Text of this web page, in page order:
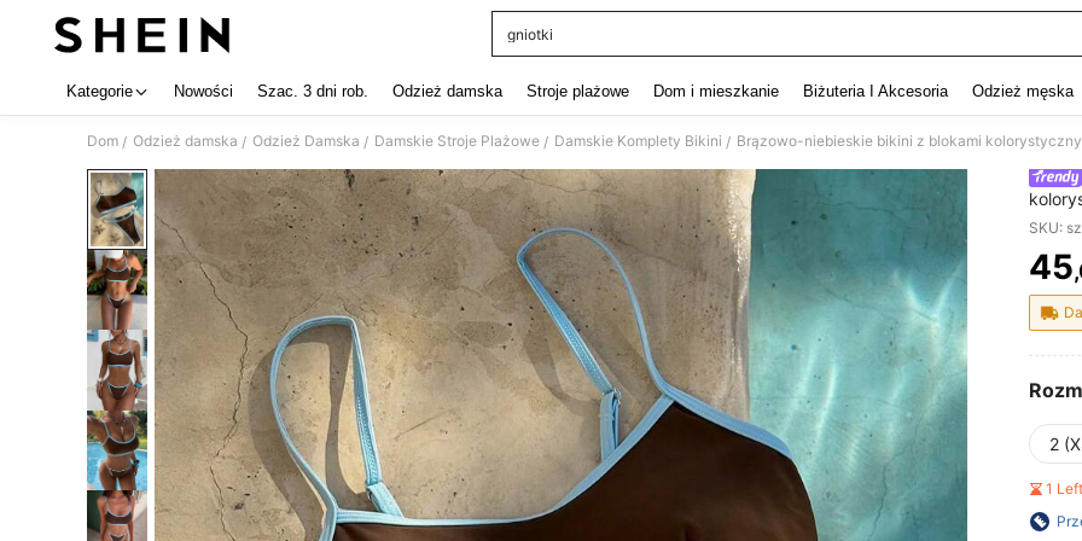
gniotki
Kategorie Nowości Szac. 3 dni rob. Odzież damska Stroje plażowe Dom i mieszkanie Biżuteria I Akcesoria Odzież męska
Dom / Odzież damska / Odzież Damska / Damskie Stroje Plażowe / Damskie Komplety Bikini /
na
SKU:
45
2
1 Left